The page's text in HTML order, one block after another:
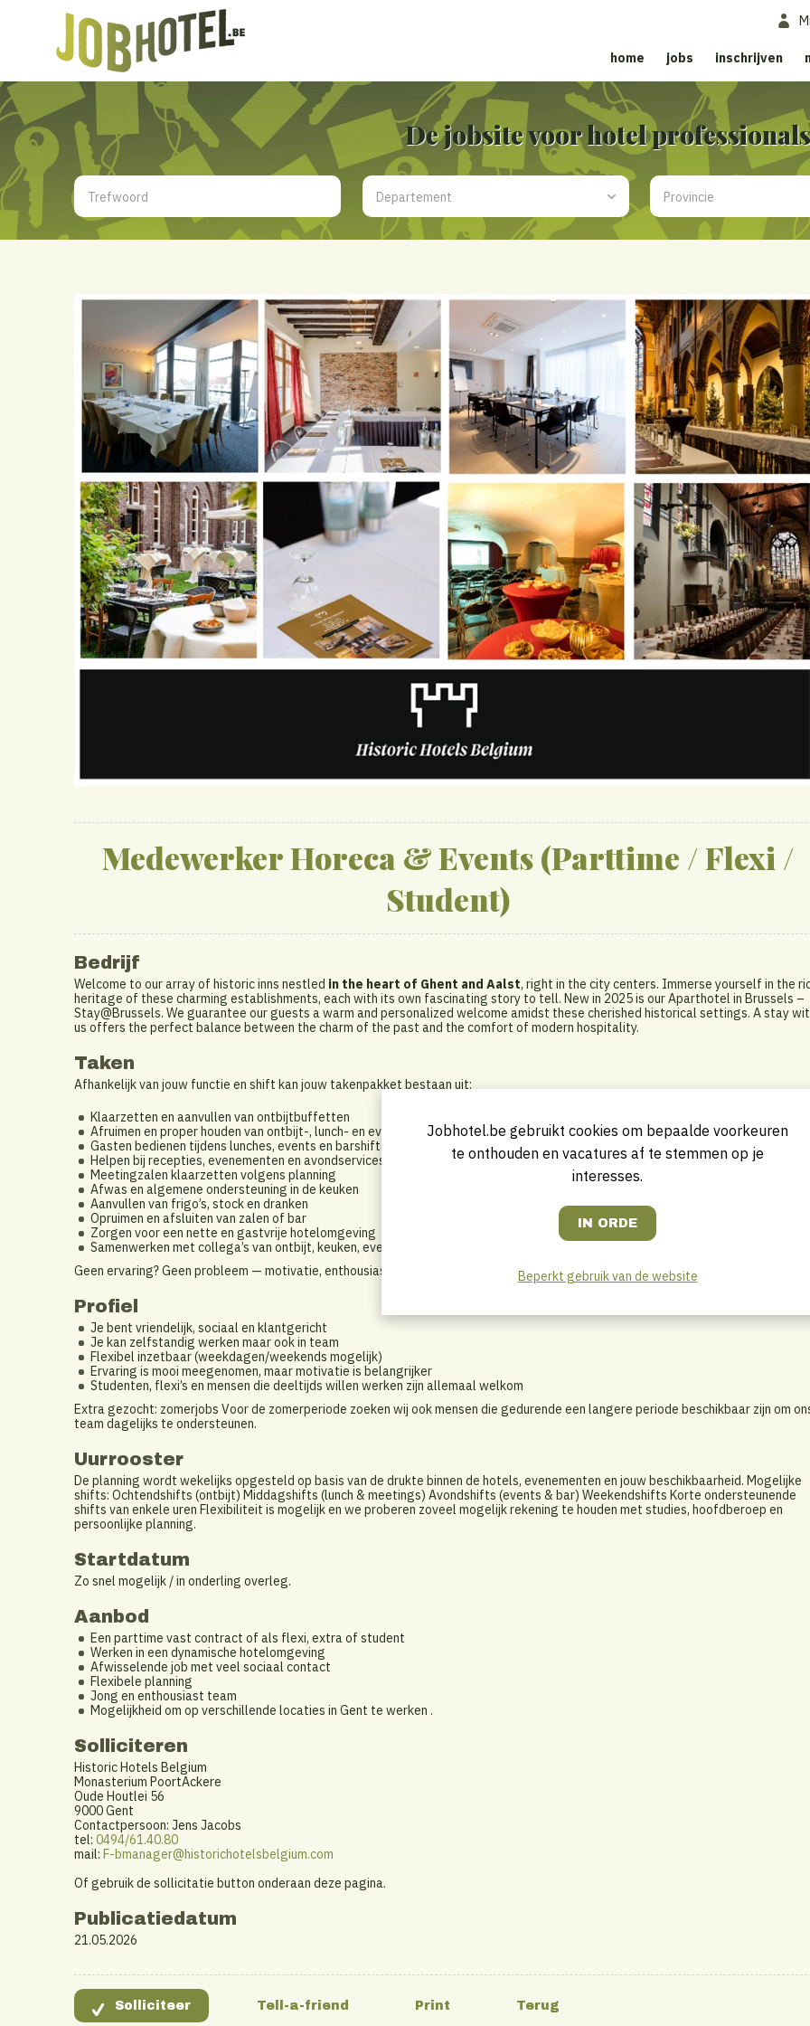
home jobs inschrijven
De jobsite voor hotel professionals
Medewerker Horeca & Events (Parttime / Flexi /
Student)
Bedrijf
Welcome to our array of historic inns nestled in the heart of Ghent and Aalst, right in the city centers. Immerse yourself in the
heritage of these charming establishments, each with its own fascinating story to tell. New in 2025 is our Aparthotel in Brussels –
Stay@Brussels. We guarantee our guests a warm and personalized welcome amidst these cherished historical settings. A stay
us offers the perfect balance between the charm of the past and the comfort of modern hospitality.
Taken
Afhankelijk van jouw functie en shift kan jouw takenpakket bestaan uit:
Klaarzetten en aanvullen van ontbijtbuffetten
Afruimen en proper houden van ontbijt-, lunch- en eventzalen
Gasten bedienen tijdens lunches, events en barshiften
Helpen bij recepties, evenementen en avondservices
Meetingzalen klaarzetten volgens planning
Afwas en algemene ondersteuning in de keuken
Aanvullen van frigo’s, stock en dranken
Opruimen en afsluiten van zalen of bar
Zorgen voor een nette en gastvrije hotelomgeving
Samenwerken met collega’s van ontbijt, keuken, events en bar
Geen ervaring? Geen probleem — motivatie, enthousiasme en een goede werkattitude vinden wij het belangrijkst.
Profiel
Je bent vriendelijk, sociaal en klantgericht
Je kan zelfstandig werken maar ook in team
Flexibel inzetbaar (weekdagen/weekends mogelijk)
Ervaring is mooi meegenomen, maar motivatie is belangrijker
Studenten, flexi’s en mensen die deeltijds willen werken zijn allemaal welkom
Extra gezocht: zomerjobs Voor de zomerperiode zoeken wij ook mensen die gedurende een langere periode beschikbaar zijn om
team dagelijks te ondersteunen.
Uurrooster
De planning wordt wekelijks opgesteld op basis van de drukte binnen de hotels, evenementen en jouw beschikbaarheid. Mogelijke
shifts: Ochtendshifts (ontbijt) Middagshifts (lunch & meetings) Avondshifts (events & bar) Weekendshifts Korte ondersteunende
shifts van enkele uren Flexibiliteit is mogelijk en we proberen zoveel mogelijk rekening te houden met studies, hoofdberoep en
persoonlijke planning.
Startdatum
Zo snel mogelijk / in onderling overleg.
Aanbod
Een parttime vast contract of als flexi, extra of student
Werken in een dynamische hotelomgeving
Afwisselende job met veel sociaal contact
Flexibele planning
Jong en enthousiast team
Mogelijkheid om op verschillende locaties in Gent te werken .
Solliciteren
Historic Hotels Belgium
Monasterium PoortAckere
Oude Houtlei 56
9000 Gent
Contactpersoon: Jens Jacobs
tel: 0494/61.40.80
mail: F-bmanager@historichotelsbelgium.com
Of gebruik de sollicitatie button onderaan deze pagina.
Publicatiedatum
21.05.2026
Jobhotel.be gebruikt cookies om bepaalde voorkeuren
te onthouden en vacatures af te stemmen op je
interesses.
Beperkt gebruik van de website